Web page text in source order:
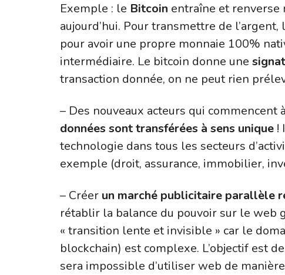
Exemple : le Bitcoin entraîne et renverse
aujourd’hui. Pour transmettre de
pour avoir une propre monnaie 100%
intermédiaire. Le bitcoin donne une
transaction donnée, on ne peut rien
– Des nouveaux acteurs qui
données sont transférées à sens unique !
technologie dans tous les secteurs
exemple (droit, assurance, immobilier,
– Créer un marché publicitaire parallèle
rétablir la balance du pouvoir sur le web
« transition lente et invisible » car le
blockchain) est complexe. L’objectif est
sera impossible d’utiliser web de